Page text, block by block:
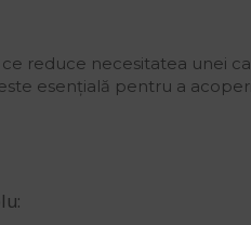
reduce necesitatea unei
esențială pentru a